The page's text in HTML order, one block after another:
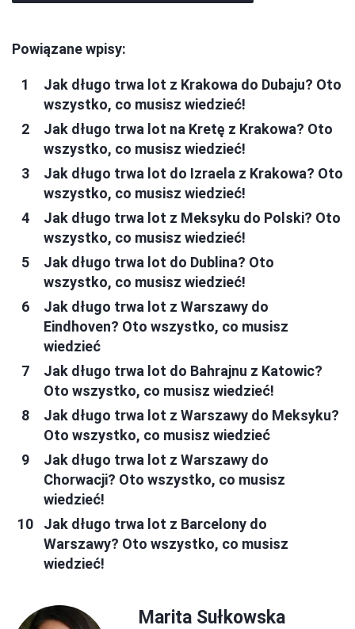
Powiązane wpisy:
Jak długo trwa lot z Krakowa do Dubaju? Oto
wszystko, co musisz wiedzieć!
Jak długo trwa lot na Kretę z Krakowa? Oto
wszystko, co musisz wiedzieć!
Jak długo trwa lot do Izraela z Krakowa? Oto
wszystko, co musisz wiedzieć!
Jak długo trwa lot z Meksyku do Polski? Oto
wszystko, co musisz wiedzieć!
Jak długo trwa lot do Dublina? Oto
wszystko, co musisz wiedzieć!
Jak długo trwa lot z Warszawy do
Eindhoven? Oto wszystko, co musisz
wiedzieć
Jak długo trwa lot do Bahrajnu z Katowic?
Oto wszystko, co musisz wiedzieć!
Jak długo trwa lot z Warszawy do Meksyku?
Oto wszystko, co musisz wiedzieć
Jak długo trwa lot z Warszawy do
Chorwacji? Oto wszystko, co musisz
wiedzieć!
Jak długo trwa lot z Barcelony do
Warszawy? Oto wszystko, co musisz
wiedzieć!
Marita Sułkowska